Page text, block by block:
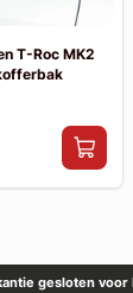
T-Roc MK2
gesloten